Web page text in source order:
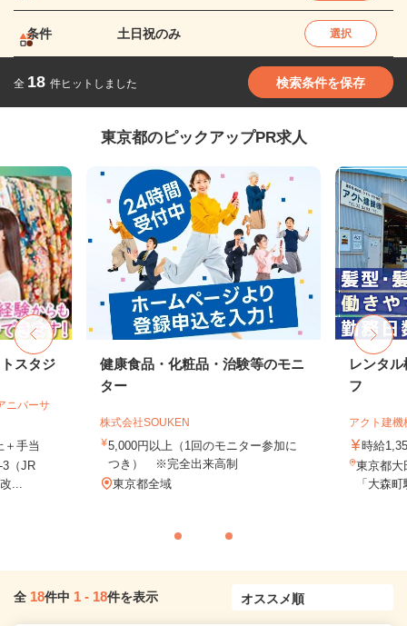
条件 土日祝のみ 選択
全 18 件ヒットしました 検索条件を保存
東京都のピックアップPR求人
スタジ
ニバーサ
＋手当
3（JR
...
健康食品・化粧品・治験等のモニ
ター
株式会社SOUKEN
5,000円以上（1回のモニター参加に
つき） ※完全出来高制
東京都全域
レンタ
フ
アクト建機
時給
東京都大
「大森
全 18件中 1 - 18件を表示